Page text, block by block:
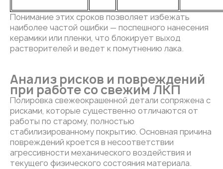
Понимание этих сроков позволяет избежать
наиболее частой ошибки — поспешного нанесения
керамики или пленки, что блокирует выход
растворителей и ведет к помутнению лака.
Анализ рисков и повреждений
при работе со свежим ЛКП
Полировка свежеокрашенной детали сопряжена с
рисками, которые существенно отличаются от
работы по старому, полностью
стабилизированному покрытию. Основная причина
повреждений кроется в несоответствии
агрессивности механического воздействия и
текущего физического состояния материала.